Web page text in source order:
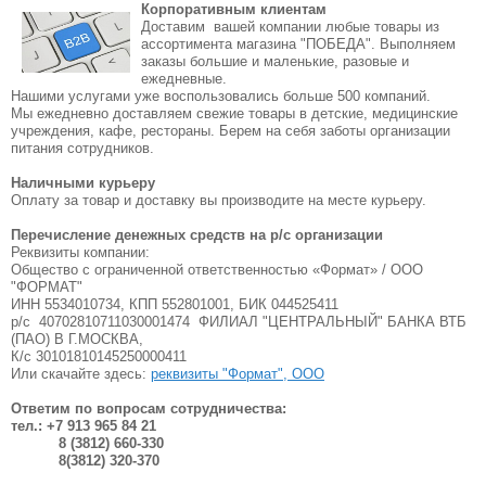
Корпоративным клиентам
Доставим вашей компании любые товары из
ассортимента магазина "ПОБЕДА". Выполняем
заказы большие и маленькие, разовые и
ежедневные.
Нашими услугами уже воспользовались больше 500 компаний.
Мы ежедневно доставляем свежие товары в детские, медицинские
учреждения, кафе, рестораны. Берем на себя заботы организации
питания сотрудников.
Наличными курьеру
Оплату за товар и доставку вы производите на месте курьеру.
Перечисление денежных средств на р/с организации
Реквизиты компании:
Общество с ограниченной ответственностью «Формат» / ООО
"ФОРМАТ"
ИНН 5534010734, КПП 552801001, БИК 044525411
р/с 40702810711030001474 ФИЛИАЛ "ЦЕНТРАЛЬНЫЙ" БАНКА ВТБ
(ПАО) В Г.МОСКВА,
К/с 30101810145250000411
Или скачайте здесь: реквизиты "Формат", ООО
Ответим по вопросам сотрудничества:
тел.: +7 913 965 84 21
8 (3812) 660-330
8(3812) 320-370